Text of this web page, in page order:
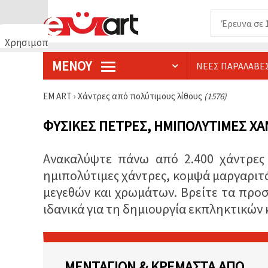
Χρησιμοποιούμε
Χρησιμοποιούμε
διασφαλίσουμε
συγκατάθεσή
ΜΕΝΟΎ ΝΈΕΣ
EM ART › Χάντρες από πολύτιμους λίθους (1576)
ΦΥΣΙΚΈΣ ΠΈΤΡΕΣ, ΗΜΙΠΟΛΎΤΙΜΕΣ
Ανακαλύψτε πάνω από 2.400 χάντρες
ημιπολύτιμες χάντρες, κομψά
μεγεθών και χρωμάτων. Βρείτε τα
ιδανικά για τη δημιουργία